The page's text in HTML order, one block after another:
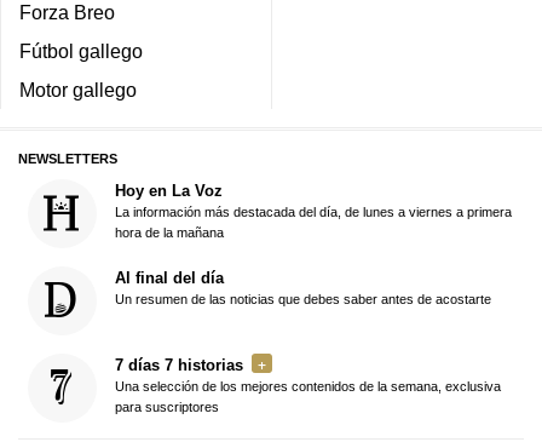
Forza Breo
Fútbol gallego
Motor gallego
NEWSLETTERS
Hoy en La Voz
La información más destacada del día, de lunes a viernes a primera
hora de la mañana
Al final del día
Un resumen de las noticias que debes saber antes de acostarte
7 días 7 historias
Una selección de los mejores contenidos de la semana, exclusiva
para suscriptores